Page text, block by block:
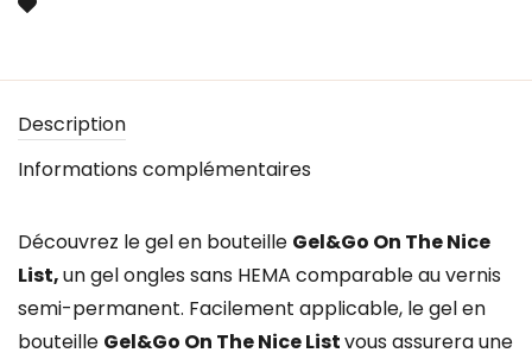
Description
Informations complémentaires
Découvrez le gel en bouteille Gel&Go On The Nice
List,un gel ongles sans HEMA comparable au vernis
semi-permanent. Facilement applicable, le gel en
bouteille Gel&Go On The Nice Listvous assurera une